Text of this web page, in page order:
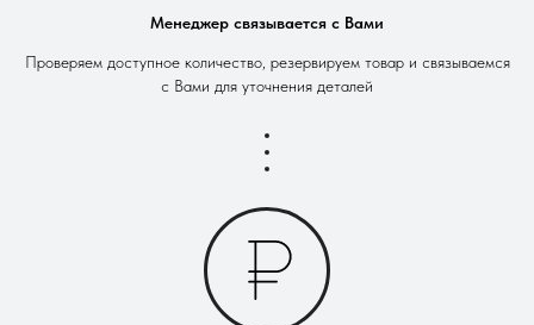
Менеджер связывается с Вами
Проверяем доступное количество, резервируем товар и связываемся
с Вами для уточнения деталей